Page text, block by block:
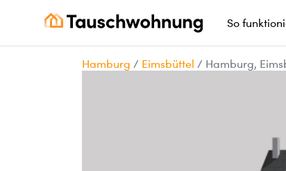
So
Hamburg / Eimsbüttel / Hamburg,